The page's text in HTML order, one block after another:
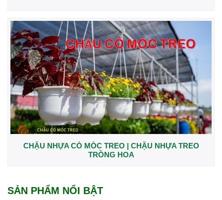
CHẬU NHỰA CÓ MÓC TREO | CHẬU NHỰA TREO
TRỒNG HOA
SẢN PHẨM NỔI BẬT